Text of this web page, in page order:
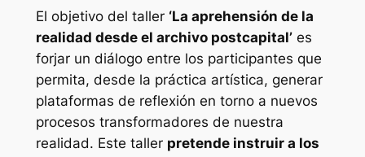
El objetivo del taller ‘La aprehensión de la
realidad desde el archivo postcapital’es
forjar un diálogo entre los participantes que
permita, desde la práctica artística, generar
plataformas de reflexión en torno a nuevos
procesos transformadores de nuestra
realidad. Este taller pretende instruir a los